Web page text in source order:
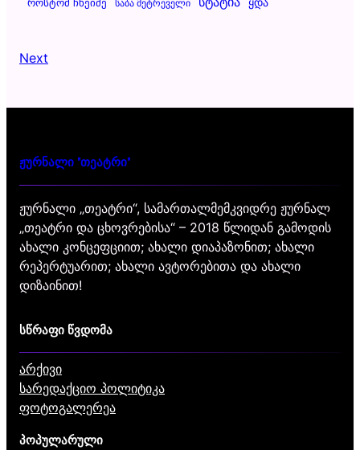
Როსტომ Ჩხეიძე Საბა Მეტრეველი
Next
ჟურნალი "თეატრი"
ჟურნალი „თეატრი“, სამართალმემკვიდრე ჟურნალ
„თეატრი და ცხოვრებისა“ – 2018 წლიდან გამოდის
ახალი კონცეფციით; ახალი დიაპაზონით; ახალი
რეპერტუარით; ახალი ავტორებითა და ახალი
დიზაინით!
სწრაფი წვდომა
არქივი
სარედაქციო პოლიტიკა
ფოტოგალერეა
პოპულარული